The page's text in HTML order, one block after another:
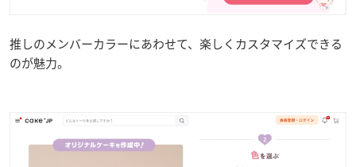
推しのメンバーカラーにあわせて、楽しくカスタマイズできる
のが魅力。